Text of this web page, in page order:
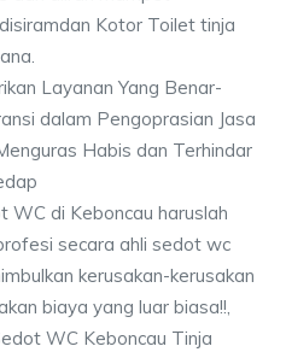
Kotor Toilet tinja
Layanan Yang Benar-
dalam Pengoprasian Jasa
Habis dan Terhindar
WC di Keboncau haruslah
secara ahli sedot wc
kerusakan-kerusakan
biaya yang luar biasa!!,
WC Keboncau Tinja